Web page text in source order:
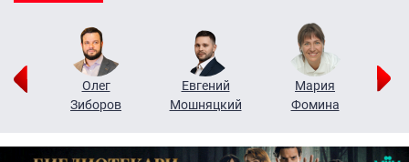
Олег
Зиборов
Евгений
Мошняцкий
Мария
Фомина